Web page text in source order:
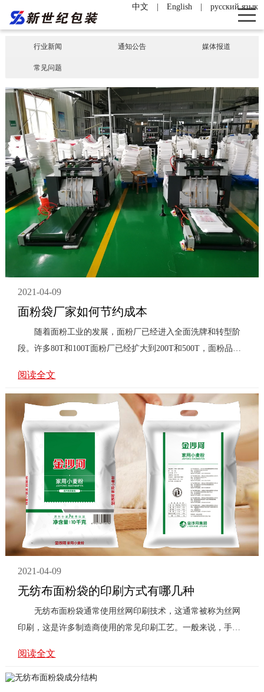
中文 English русский язык
行业新闻 通知公告 媒体报道
常见问题
2021-04-09
面粉袋厂家如何节约成本
随着面粉工业的发展，面粉厂已经进入全面洗牌和转型阶
段。许多80T和100T面粉厂已经扩大到200T和500T，面粉品种
阅读全文
2021-04-09
无纺布面粉袋的印刷方式有哪几种
无纺布面粉袋通常使用丝网印刷技术，这通常被称为丝网
印刷，这是许多制造商使用的常见印刷工艺。一般来说，手工
阅读全文